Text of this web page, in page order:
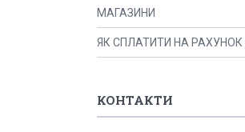
МАГАЗИНИ
ЯК СПЛАТИТИ НА РАХУНОК
КОНТАКТИ